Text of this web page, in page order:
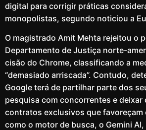
digital para corrigir práticas
monopolistas, segundo noticiou a
O magistrado Amit Mehta rejeitou o
Departamento de Justiça norte-
cisão do Chrome, classificando a
“demasiado arriscada”. Contudo,
Google terá de partilhar parte dos
pesquisa com concorrentes e deixar
contratos exclusivos que favoreçam
como o motor de busca, o Gemini AI,